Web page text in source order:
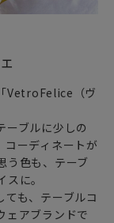
VetroFelice（ヴ
ーブルに少しの
コーディネートが
う色も、テーブ
に。
も、テーブルコ
ェアブランドで